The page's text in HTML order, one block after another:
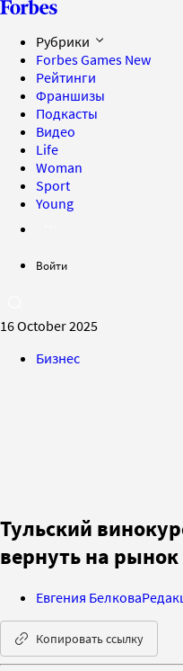
Рубрики
Forbes Games New
Рейтинги
Франшизы
Подкасты
Видео
Life
Woman
Sport
Young
Войти
16 October 2025
Бизнес
Тульский
вернуть на
Евгения Белкова
Копировать ссылку